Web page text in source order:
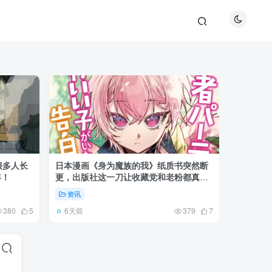
多人长
380 5
日本漫画《身为魔族的我》纸质书突然断
更，出版社这一刀让收藏党和老粉都真慌
了起来！
资讯
6天前 379 7